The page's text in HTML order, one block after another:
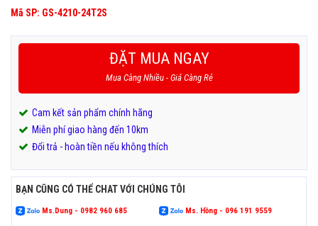
Mã SP: GS-4210-24T2S
ĐẶT MUA NGAY
Mua Càng Nhiều - Giá Càng Rẻ
Cam kết sản phẩm chính hãng
Miễn phí giao hàng đến 10km
Đổi trả - hoàn tiền nếu không thích
BẠN CŨNG CÓ THỂ CHAT VỚI CHÚNG TÔI
Ms.Dung - 0982 960 685 Ms. Hồng - 096 191 9559